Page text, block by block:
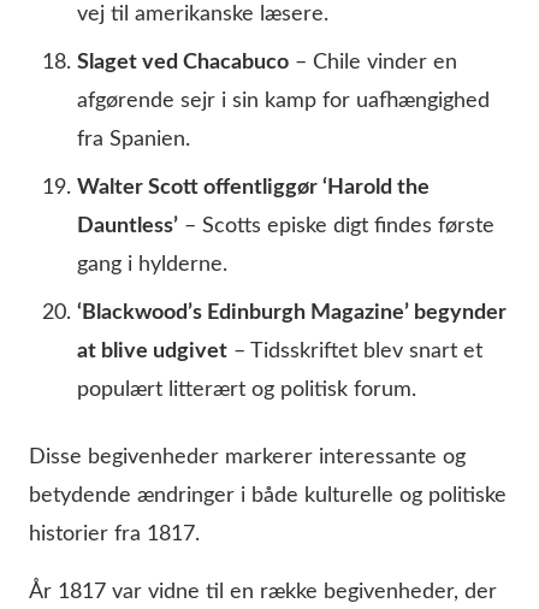
vej til amerikanske læsere.
Slaget ved Chacabuco – Chile vinder en
afgørende sejr i sin kamp for uafhængighed
fra Spanien.
Walter Scott offentliggør ‘Harold the
Dauntless’ – Scotts episke digt findes første
gang i hylderne.
‘Blackwood’s Edinburgh Magazine’ begynder
at blive udgivet – Tidsskriftet blev snart et
populært litterært og politisk forum.
Disse begivenheder markerer interessante og
betydende ændringer i både kulturelle og politiske
historier fra 1817.
År 1817 var vidne til en række begivenheder, der